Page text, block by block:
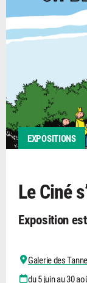
EXPOSITIONS
Le Ciné
Exposition
Galerie des
du 5 juin au 30